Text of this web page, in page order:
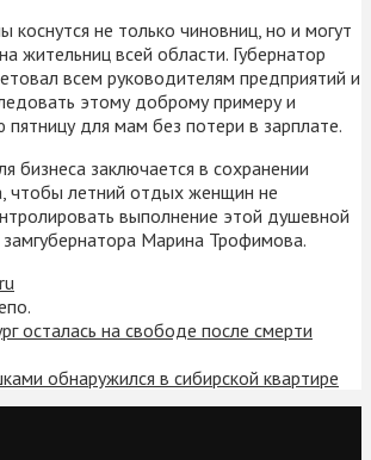
коснутся не только чиновниц, но и могут
жительниц всей области. Губернатор
всем руководителям предприятий и
этому доброму примеру и
пятницу для мам без потери в зарплате.
бизнеса заключается в сохранении
чтобы летний отдых женщин не
выполнение этой душевной
Марина Трофимова.
осталась на свободе после смерти
обнаружился в сибирской квартире